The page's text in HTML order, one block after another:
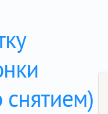
снятием)